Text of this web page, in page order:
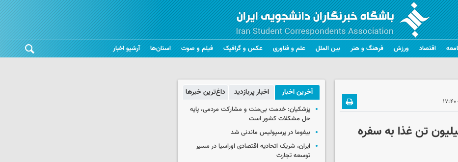
اقتصاد ورزش فرهنگ و هنر بین الملل علم و فناوری عکس و گرافیک فیلم و صوت استان‌ها آرشیو اخبار
هسته‌ای در بازگرداندن ۴۰ میلیون تن غذا به سفره
آخرین اخبار اخبار پربازدید داغ‌ترین خبرها
پزشکیان: خدمت بی‌منت و مشارکت مردمی، پایه
حل مشکلات کشور است
بیفوما در پرسپولیس ماندنی شد
ایران، شریک اتحادیه اقتصادی اوراسیا در مسیر
توسعه تجارت